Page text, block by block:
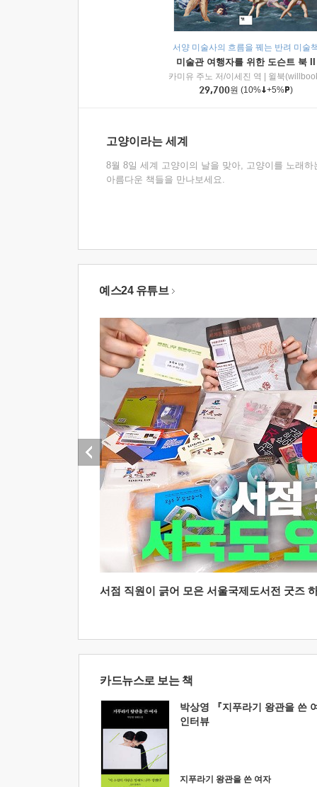
서양 미술사의 흐름을 꿰는 반려 미술
미술관 여행자를 위한 도슨트 북 II
카미유 주노 저/이세진 역
윌북
29,700원 (10% +5% )
고양이라는 세계
8월 8일 세계 고양이의 날을 맞아, 고양이를 노래하
아름다운 책들을 만나보세요.
예스24 유튜브
서점 직원이 긁어 모은 서울국제도서전 굿즈
카드뉴스로 보는 책
박상영 『지푸라기 왕관을 쓴
인터뷰
지푸라기 왕관을 쓴 여자